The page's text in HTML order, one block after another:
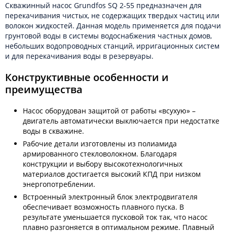
Скважинный насос Grundfos SQ 2-55 предназначен для
перекачивания чистых, не содержащих твердых частиц или
волокон жидкостей. Данная модель применяется для подачи
грунтовой воды в системы водоснабжения частных домов,
небольших водопроводных станций, ирригационных систем
и для перекачивания воды в резервуары.
Конструктивные особенности и
преимущества
Насос оборудован защитой от работы «всухую» –
двигатель автоматически выключается при недостатке
воды в скважине.
Рабочие детали изготовлены из полиамида
армированного стекловолокном. Благодаря
конструкции и выбору высокотехнологичных
материалов достигается высокий КПД при низком
энергопотреблении.
Встроенный электронный блок электродвигателя
обеспечивает возможность плавного пуска. В
результате уменьшается пусковой ток так, что насос
плавно разгоняется в оптимальном режиме. Плавный